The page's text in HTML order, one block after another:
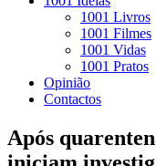
1001 Livros
1001 Filmes
1001 Vidas
1001 Pratos
Opinião
Contactos
Após